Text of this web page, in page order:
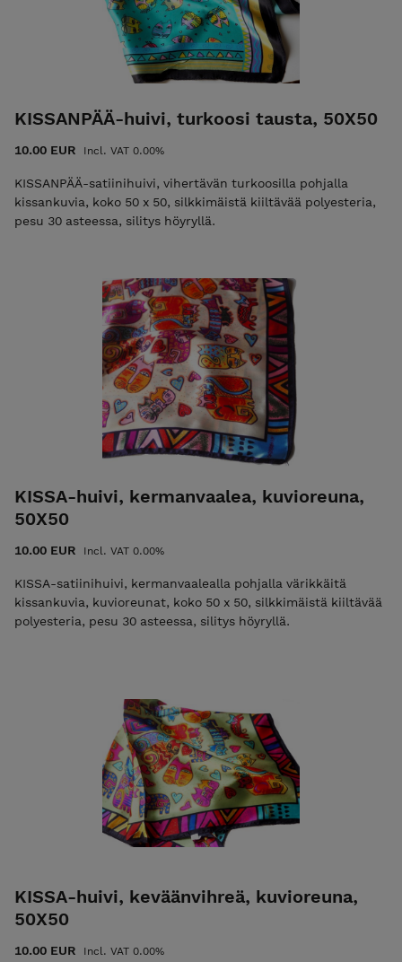
KISSANPÄÄ-huivi, turkoosi tausta, 50X50
10.00 EUR Incl. VAT 0.00%
KISSANPÄÄ-satiinihuivi, vihertävän turkoosilla pohjalla
kissankuvia, koko 50 x 50, silkkimäistä kiiltävää polyesteria,
pesu 30 asteessa, silitys höyryllä.
KISSA-huivi, kermanvaalea, kuvioreuna,
50X50
10.00 EUR Incl. VAT 0.00%
KISSA-satiinihuivi, kermanvaalealla pohjalla värikkäitä
kissankuvia, kuvioreunat, koko 50 x 50, silkkimäistä kiiltävää
polyesteria, pesu 30 asteessa, silitys höyryllä.
KISSA-huivi, keväänvihreä, kuvioreuna,
50X50
10.00 EUR Incl. VAT 0.00%